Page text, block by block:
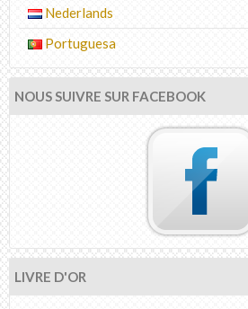
Nederlands
Portuguesa
NOUS SUIVRE SUR FACEBOOK
LIVRE D'OR